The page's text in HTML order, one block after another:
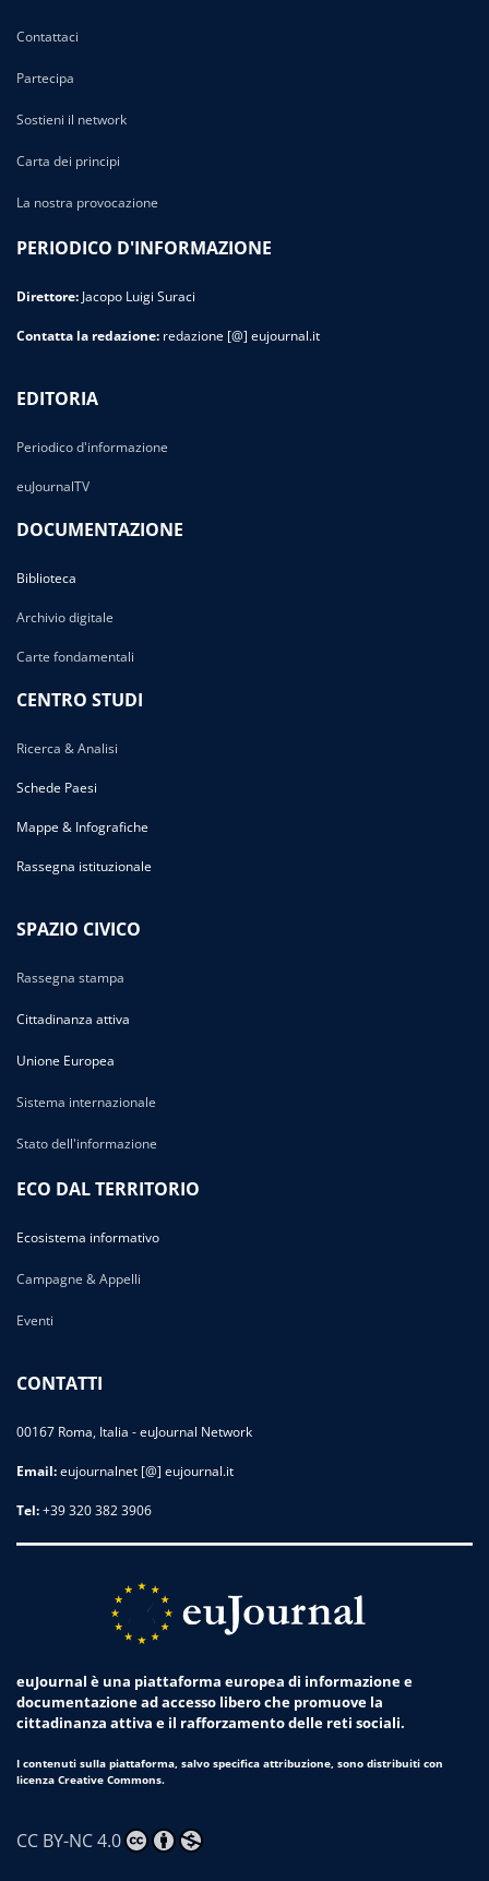
Contattaci
Partecipa
Sostieni il network
Carta dei principi
La nostra provocazione
PERIODICO D'INFORMAZIONE
Direttore:Jacopo Luigi Suraci
Contatta la redazione: redazione [@] eujournal.it
EDITORIA
Periodico d'informazione
euJournalTV
DOCUMENTAZIONE
Biblioteca
Archivio digitale
Carte fondamentali
CENTRO STUDI
Ricerca & Analisi
Schede Paesi
Mappe & Infografiche
Rassegna istituzionale
SPAZIO CIVICO
Rassegna stampa
Cittadinanza attiva
Unione Europea
Sistema internazionale
Stato dell'informazione
ECO DAL TERRITORIO
Ecosistema informativo
Campagne & Appelli
Eventi
CONTATTI
00167 Roma, Italia - euJournal Network
Email:eujournalnet [@] eujournal.it
Tel:+39 320 382 3906
euJournal è una piattaforma europea di informazione e
documentazione ad accesso libero che promuove la
cittadinanza attiva e il rafforzamento delle reti sociali.
I contenuti sulla piattaforma, salvo specifica attribuzione, sono distribuiti con
licenza Creative Commons.
CC BY-NC 4.0